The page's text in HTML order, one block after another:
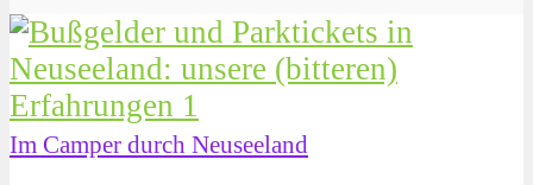
Im Camper durch Neuseeland